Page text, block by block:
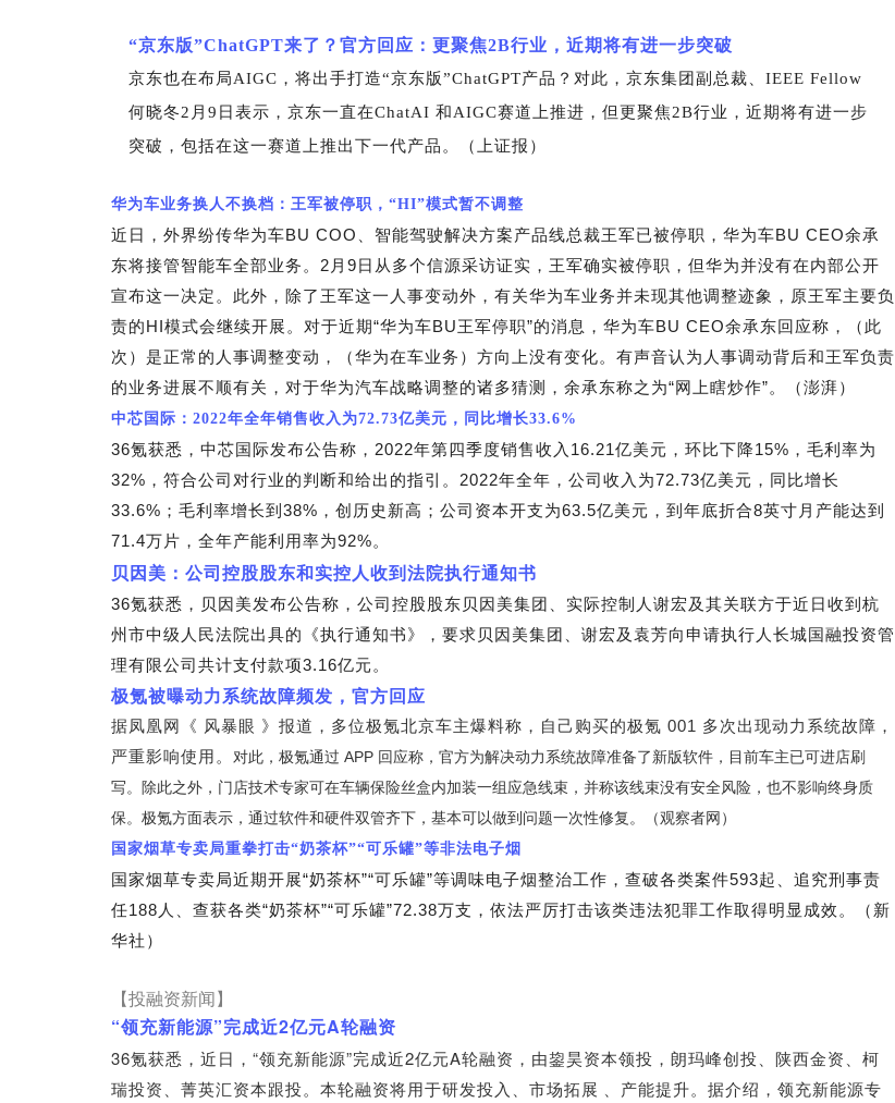
“京东版”ChatGPT来了？官方回应：更聚焦2B行业，近期将有进一步突破
京东也在布局AIGC，将出手打造“京东版”ChatGPT产品？对此，京东集团副总裁、IEEE Fellow
何晓冬2月9日表示，京东一直在ChatAI 和AIGC赛道上推进，但更聚焦2B行业，近期将有进一步
突破，包括在这一赛道上推出下一代产品。（上证报）
华为车业务换人不换档：王军被停职，“HI”模式暂不调整
近日，外界纷传华为车BU COO、智能驾驶解决方案产品线总裁王军已被停职，华为车BU CEO余承
东将接管智能车全部业务。2月9日从多个信源采访证实，王军确实被停职，但华为并没有在内部公开
宣布这一决定。此外，除了王军这一人事变动外，有关华为车业务并未现其他调整迹象，原王军主要负
责的HI模式会继续开展。对于近期“华为车BU王军停职”的消息，华为车BU CEO余承东回应称，（此
次）是正常的人事调整变动，（华为在车业务）方向上没有变化。有声音认为人事调动背后和王军负责
的业务进展不顺有关，对于华为汽车战略调整的诸多猜测，余承东称之为“网上瞎炒作”。（澎湃）
中芯国际：2022年全年销售收入为72.73亿美元，同比增长33.6%
36氪获悉，中芯国际发布公告称，2022年第四季度销售收入16.21亿美元，环比下降15%，毛利率为
32%，符合公司对行业的判断和给出的指引。2022年全年，公司收入为72.73亿美元，同比增长
33.6%；毛利率增长到38%，创历史新高；公司资本开支为63.5亿美元，到年底折合8英寸月产能达到
71.4万片，全年产能利用率为92%。
贝因美：公司控股股东和实控人收到法院执行通知书
36氪获悉，贝因美发布公告称，公司控股股东贝因美集团、实际控制人谢宏及其关联方于近日收到杭
州市中级人民法院出具的《执行通知书》，要求贝因美集团、谢宏及袁芳向申请执行人长城国融投资管
理有限公司共计支付款项3.16亿元。
极氪被曝动力系统故障频发，官方回应
据凤凰网《 风暴眼 》报道，多位极氪北京车主爆料称，自己购买的极氪 001 多次出现动力系统故障，
严重影响使用。 对此， 极氪通过 APP 回应称，官方为解决动力系统故障准备了新版软件，目前车主已可进店刷
写。
除此之外，门店技术专家可在车辆保险丝盒内加装一组应急线束，并称该线束没有安全风险，也不影响终身质
保。 极氪方面表示，通过软件和硬件双管齐下，基本可以做到问题一次性修复。 （观察者网）
国家烟草专卖局重拳打击“奶茶杯”“可乐罐”等非法电子烟
国家烟草专卖局近期开展“奶茶杯”“可乐罐”等调味电子烟整治工作，查破各类案件593起、追究刑事责
任188人、查获各类“奶茶杯”“可乐罐”72.38万支，依法严厉打击该类违法犯罪工作取得明显成效。（新
华社）
【投融资新闻】
“领充新能源”完成近2亿元A轮融资
36氪获悉，近日， “领充新能源”完成近2亿元A轮融资，由鋆昊资本领投，朗玛峰创投、陕西金资、柯
瑞投资、菁英汇资本跟投。本轮融资将用于研发投入、市场拓展
、产能提升。据介绍，领充新能源专